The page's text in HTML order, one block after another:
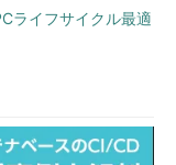
スを
ライフサイクル最適